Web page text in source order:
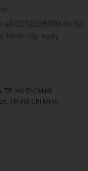
số 0312628590 do Sở
Minh cấp ngày
Hồ Chí Minh
TP. Hồ Chí Minh